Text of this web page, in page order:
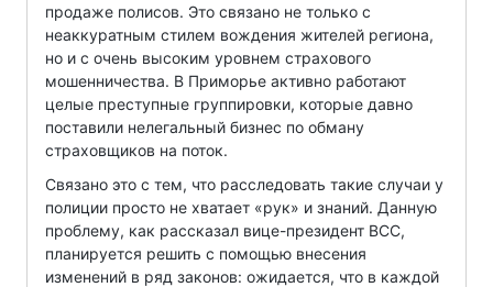
продаже полисов. Это связано не только с
неаккуратным стилем вождения жителей региона,
но и с очень высоким уровнем страхового
мошенничества. В Приморье активно работают
целые преступные группировки, которые давно
поставили нелегальный бизнес по обману
страховщиков на поток.
Связано это с тем, что расследовать такие случаи у
полиции просто не хватает «рук» и знаний. Данную
проблему, как рассказал вице-президент ВСС,
планируется решить с помощью внесения
изменений в ряд законов: ожидается, что в каждой